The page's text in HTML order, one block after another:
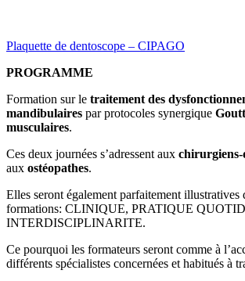
Plaquette de dentoscope – CIPAGO
PROGRAMME
Formation sur le traitement des
mandibulaires par protocoles synergique
musculaires.
Ces deux journées s’adressent aux chirurgiens-
aux ostéopathes.
Elles seront également parfaitement illustratives
formations: CLINIQUE, PRATIQUE
INTERDISCIPLINARITE.
Ce pourquoi les formateurs seront comme à
différents spécialistes concernées et habitués à